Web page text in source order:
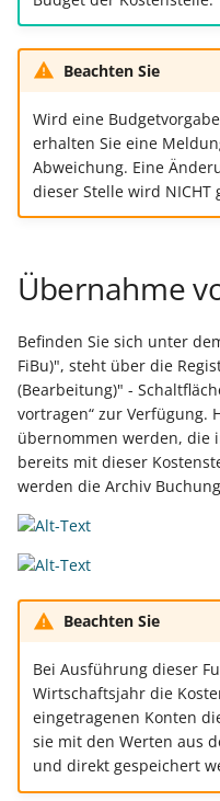
Beachten Sie
Wird eine
erhalten Sie eine
Abweichung. Eine
dieser Stelle wird NICHT
Übernahme
Befinden Sie sich unter
FiBu)", steht über die
(Bearbeitung)" -
vortragen“ zur Verfügung.
übernommen werden, die
bereits mit dieser
werden die Archiv
Beachten Sie
Bei Ausführung dieser
Wirtschaftsjahr die
eingetragenen Konten
sie mit den Werten aus
und direkt gespeichert
Kundenreferenz im
Zahlungsverkehr
IST-Versteuerung in
Österreich
Erfassungsvorlagen
Gestaltung von
Eingabemasken
Kellnerschloss
Unterstützung für iCal-
vCalendar-Dateien
Individuelle Schaubilder
Navigationslinks
Hyperlink-
in Übersichten und in
Detail-Ansichten
Übersichten: Drag &
Buchungssatzerstellung
Skontovorgaben
Funktionen im
Kassenbondruck
Regeln
Kassenstand prüfen
(Vorgang)
Österreich:
Registrierkassenpflicht
und
(RKSV)
LCD-Kundendisplay für
Nullbeleg ausdrucken
Kasse
Gestalten von
Kassenbelegen